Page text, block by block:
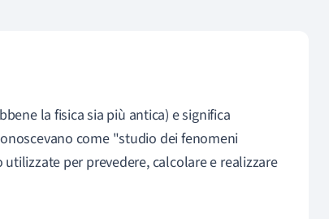
la fisica sia più antica) e significa
come "studio dei fenomeni
per prevedere, calcolare e realizzare